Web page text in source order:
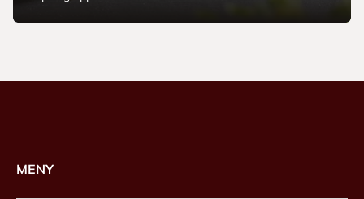
MENY